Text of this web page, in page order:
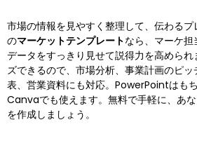
市場の情報を見やすく整理して、伝わる
のマーケットテンプレートなら、マーケ担
データをすっきり見せて説得力を高めら
ズできるので、市場分析、事業計画のピ
表、営業資料にも対応。PowerPointはも
Canvaでも使えます。無料で手軽に、あ
を作成しましょう。